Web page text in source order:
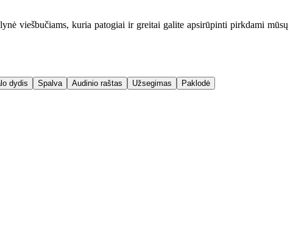
viešbučiams, kuria patogiai ir greitai galite apsirūpinti pirkdami mūsų
dydis Spalva Audinio raštas Užsegimas
Paklodė